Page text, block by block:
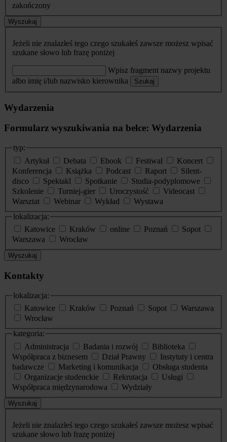
zakończony
Wyszukaj
Jeżeli nie znalazłeś tego czego szukałeś zawsze możesz wpisać
szukane słowo lub frazę poniżej
Wpisz fragment nazwy projektu
albo imię i/lub nazwisko kierownika
Szukaj
Wydarzenia
Formularz wyszukiwania na belce: Wydarzenia
typ:
Artykuł
Debata Ebook Festiwal
Koncert
Konferencja
Książka Podcast Raport
Silent-
disco
Spektakl Spotkanie
Studia-podyplomowe
Szkolenie
Turniej-gier Uroczystość
Videocast
Warsztat
Webinar Wykład
Wystawa
lokalizacja:
Katowice
Kraków online Poznań
Sopot
Warszawa
Wrocław
Wyszukaj
Kontakty
lokalizacja:
Katowice
Kraków Poznań Sopot
Warszawa
Wrocław
kategoria:
Administracja
Badania i rozwój
Biblioteka
Współpraca z biznesem
Dział Prawny
Instytuty i centra
badawcze
Marketing i komunikacja
Obsługa studenta
Organizacje studenckie
Rekrutacja
Usługi
Współpraca międzynarodowa
Wydziały
Wyszukaj
Jeżeli nie znalazłeś tego czego szukałeś zawsze możesz wpisać
szukane słowo lub frazę poniżej